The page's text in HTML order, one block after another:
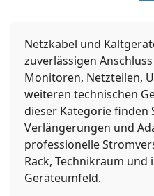
Netzkabel und
zuverlässigen
Monitoren, Netzteilen,
weiteren technischen
dieser Kategorie finden
Verlängerungen und
professionelle
Rack, Technikraum
Geräteumfeld.